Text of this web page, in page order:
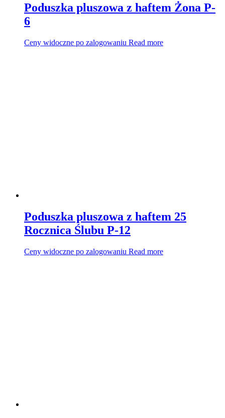
Poduszka pluszowa z haftem Żona P-
6
Ceny widoczne po zalogowaniu Read more
Poduszka pluszowa z haftem 25
Rocznica Ślubu P-12
Ceny widoczne po zalogowaniu Read more